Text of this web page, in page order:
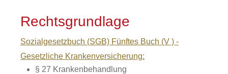
Rechtsgrundlage
Sozialgesetzbuch (SGB) Fünftes Buch (V ) -
Gesetzliche Krankenversicherung:
§ 27 Krankenbehandlung